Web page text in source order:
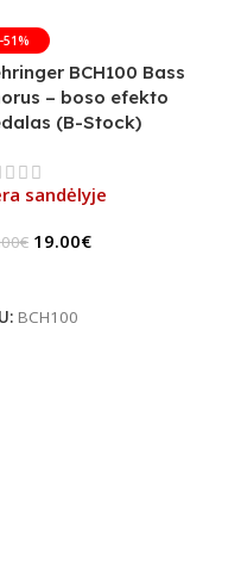
-51%
BCH100 Bass
– boso efekto
(B-Stock)
sandėlyje
€ 19.00€
BCH100